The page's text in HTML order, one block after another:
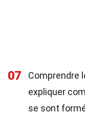
07
Comprendre
expliquer
se sont